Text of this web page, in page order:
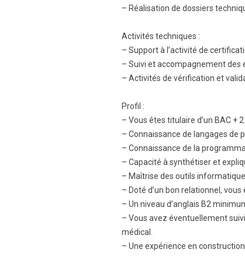
– Réalisation de dossiers
Activités techniques :
– Support à l’activité de
– Suivi et accompagnement des
– Activités de vérification et
Profil :
– Vous êtes titulaire d’un BAC +
– Connaissance de langages de
– Connaissance de la
– Capacité à synthétiser et
– Maîtrise des outils
– Doté d’un bon relationnel,
– Un niveau d’anglais B2
– Vous avez éventuellement
médical.
– Une expérience en